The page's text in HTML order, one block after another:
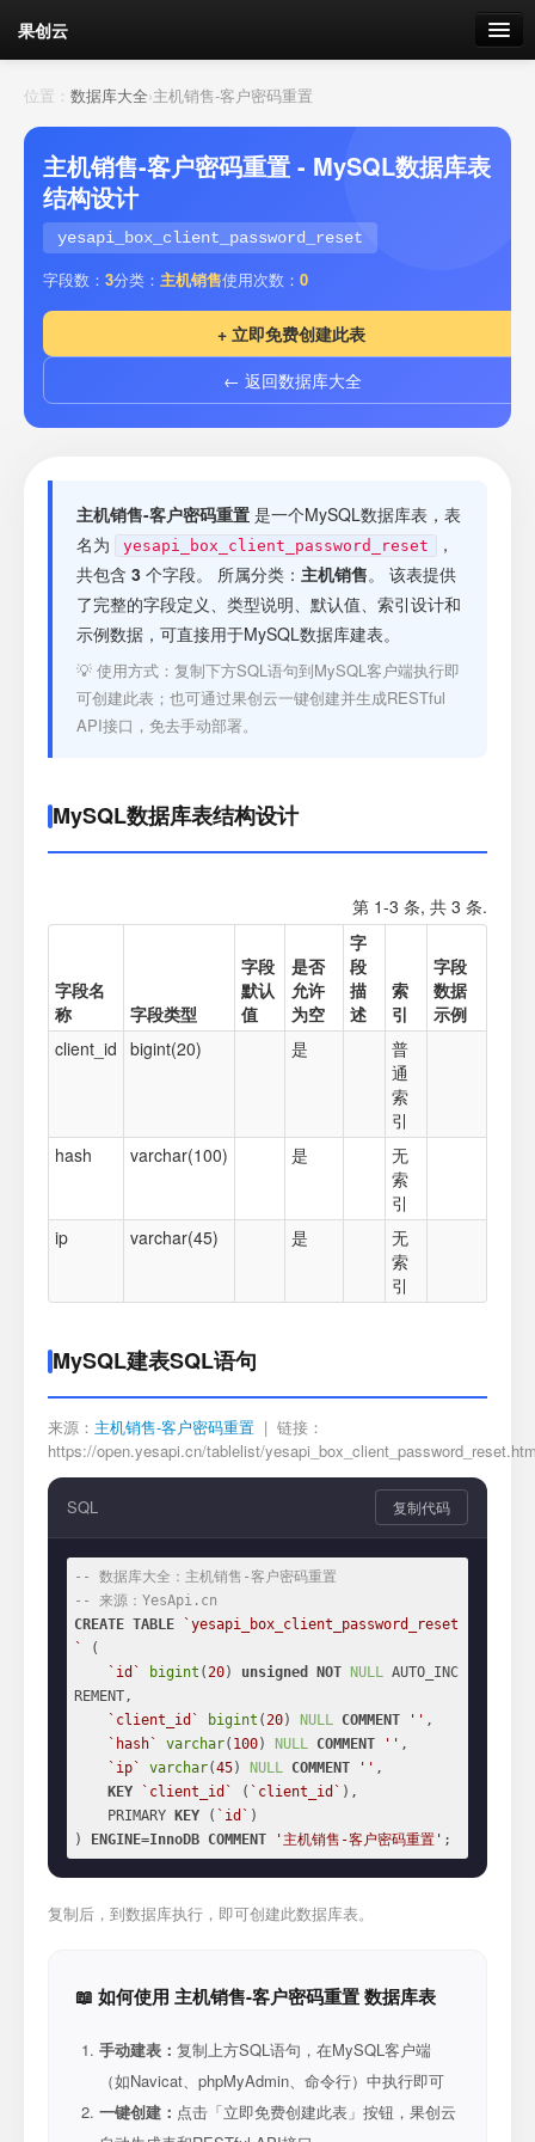
果创云
数据表单
API接口
云存储
流量 剩余接口流量
套餐
接口测试
位置： 数据库大全›主机销售-客户密码重置
主机销售-客户密码重置 - MySQL数据库表
结构设计
yesapi_box_client_password_reset
字段数： 3分类： 主机销售使用次数： 0
+ 立即免费创建此表
← 返回数据库大全
主机销售-客户密码重置 是一个MySQL数据库表，表
名为
yesapi_box_client_password_reset
，
共包含 3 个字段。 所属分类： 主机销售。 该表提供
了完整的字段定义、类型说明、默认值、索引设计和
示例数据，可直接用于MySQL数据库建表。
💡 使用方式：复制下方SQL语句到MySQL客户端执行即
可创建此表；也可通过果创云一键创建并生成RESTful
API接口，免去手动部署。
MySQL数据库表结构设计
第 1-3 条, 共 3 条.
字段名
称
字段类型
字段
默认
值
是否
允许
为空
字
段
描
述
索
引
字段
数据
示例
client_id bigint(20) 是
普
通
索
引
hash
varchar(100) 是
无
索
引
ip
varchar(45) 是
无
索
引
MySQL建表SQL语句
来源： 主机销售-客户密码重置 | 链接：
https://open.yesapi.cn/tablelist/
SQL 复制代码
-- 数据库大全：主机销售-客户密码重置
-- 来源：YesApi.cn
CREATE TABLE
`yesapi_box_client_password_reset
`
(
`id`
bigint (20) unsigned NOT NULL AUTO_INC
REMENT,
`client_id`
bigint (20) NULL COMMENT '' ,
`hash`
varchar( 100) NULL COMMENT '' ,
`ip`
varchar(45) NULL COMMENT '' ,
KEY
`client_id` ( `client_id` ),
    PRIMARY
KEY ( `id` )
)
ENGINE=InnoDB COMMENT '主机销售-客户密码重置' ;
复制后，到数据库执行，即可创建此数据库表。
📖 如何使用 主机销售-客户密码重置 数据库表
手动建表： 复制上方SQL语句，在MySQL客户端
（如Navicat、phpMyAdmin、命令行）中执行即可
一键创建： 点击「立即免费创建此表」按钮，果创云